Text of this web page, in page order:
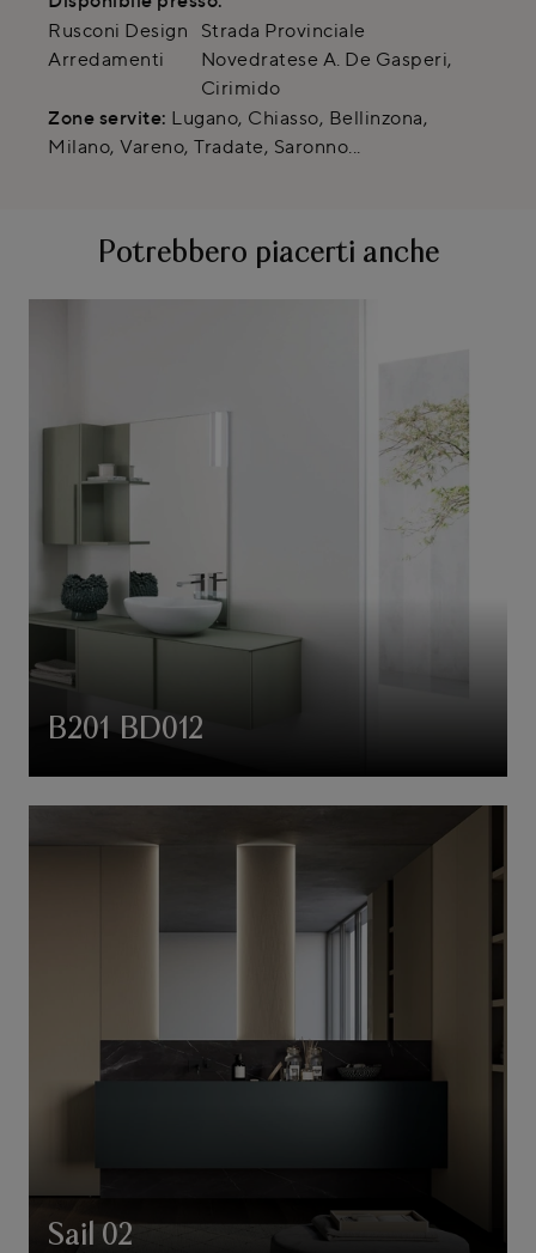
Rusconi Design
Arredamenti
Strada Provinciale
Novedratese A. De Gasperi,
Cirimido
Zone servite: Lugano, Chiasso, Bellinzona,
Milano, Vareno, Tradate, Saronno...
Potrebbero piacerti anche
B201 BD012
Sail 02